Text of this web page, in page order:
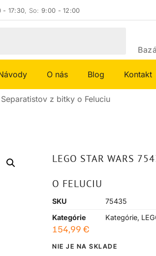
- 17:30, So:9:00 - 12:00
O nás Blog Kontakt
z bitky o Feluciu
LEGO STAR WARS
O FELUCIU
SKU
75435
Kategórie
Kategórie,
154,99 €
NIE JE NA SKLADE